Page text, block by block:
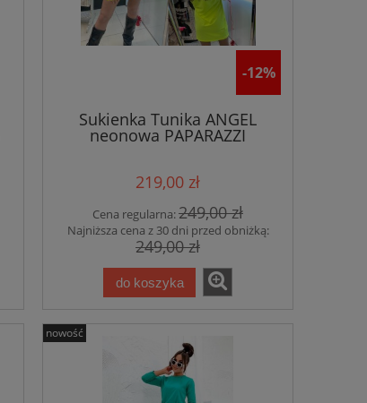
-12%
Sukienka Tunika ANGEL
neonowa PAPARAZZI
219,00 zł
Cena regularna:249,00 zł
Najniższa cena z 30 dni przed obniżką:
249,00 zł
do koszyka
nowość